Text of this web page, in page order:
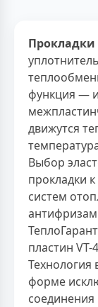
Прокладки
функция —
движутся
Выбор
прокладки
систем
пластин
Технология
форме